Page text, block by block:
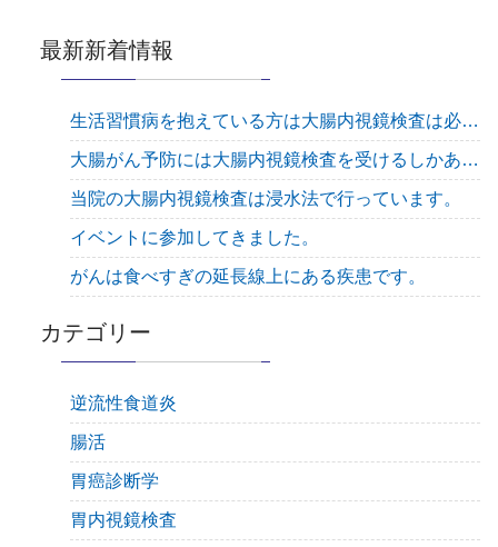
最新新着情報
生活習慣病を抱えている方は大腸内視鏡検査は必須です
大腸がん予防には大腸内視鏡検査を受けるしかありません！
当院の大腸内視鏡検査は浸水法で行っています。
イベントに参加してきました。
がんは食べすぎの延長線上にある疾患です。
カテゴリー
逆流性食道炎
腸活
胃癌診断学
胃内視鏡検査